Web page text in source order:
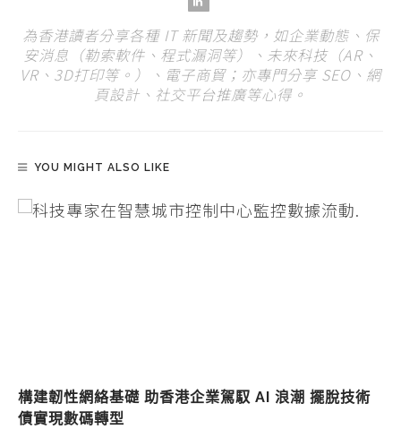
為香港讀者分享各種 IT 新聞及趨勢，如企業動態、保
安消息（勒索軟件、程式漏洞等）、未來科技（AR、
VR、3D打印等。）、電子商貿；亦專門分享 SEO、網
頁設計、社交平台推廣等心得。
YOU MIGHT ALSO LIKE
構建韌性網絡基礎 助香港企業駕馭 AI 浪潮 擺脫技術
債實現數碼轉型